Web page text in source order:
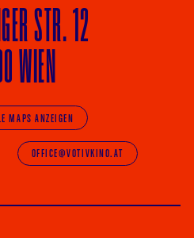
STR. 12
WIEN
MAPS ANZEIGEN
OFFICE@VOTIVKINO.AT